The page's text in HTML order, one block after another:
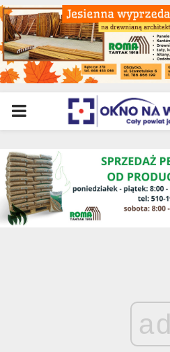
PRIMARY
MENU
ad